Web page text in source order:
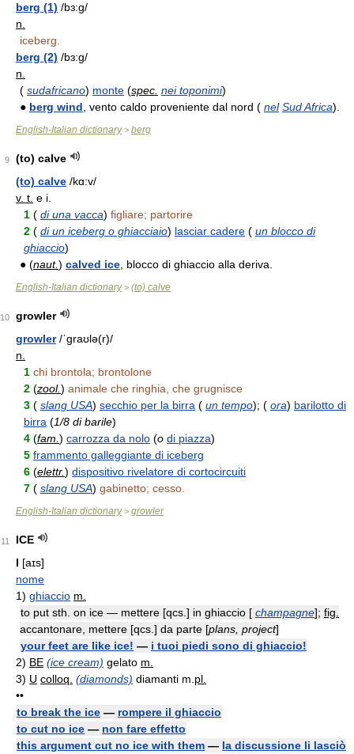
berg (1) /bɜ:g/
n.
iceberg.
berg (2) /bɜ:g/
n.
( sudafricano) monte (spec. nei toponimi)
● berg wind , vento caldo proveniente dal nord ( nel Sud Africa).
English-Italian dictionary> berg
9
(to) calve
(to) calve /kɑ:v/
v. t. e i.
1 ( di una vacca) figliare; partorire
2 ( di un iceberg o ghiacciaio) lasciar cadere ( un blocco di
ghiaccio)
● (naut.) calved ice , blocco di ghiaccio alla deriva.
English-Italian dictionary> (to) calve
10
growler
growler/ˈgraʊlə(r)/
n.
1 chi brontola; brontolone
2 (zool.) animale che ringhia, che grugnisce
3 ( slang USA) secchio per la birra ( un tempo); ( ora) barilotto di
birra (1/8 di barile)
4 (fam. ) carrozza da nolo (o di piazza)
5 frammento galleggiante di iceberg
6 (elettr.) dispositivo rivelatore di cortocircuiti
7 ( slang USA) gabinetto; cesso.
English-Italian dictionary> growler
11
ICE
I [aɪs]
nome
1) ghiaccio m.
to put sth. on ice — mettere [qcs.] in ghiaccio [ champagne]; fig.
accantonare, mettere [qcs.] da parte [plans, project]
your feet are like ice! — i tuoi piedi sono di ghiaccio!
2) BE (ice cream) gelato m.
3) U colloq. (diamonds) diamanti m. pl.
••
to break the ice — rompere il ghiaccio
to cut no ice — non fare effetto
this argument cut no ice with them — la discussione li lasciò